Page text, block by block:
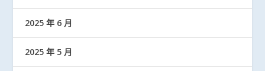
2025 年 6 月
2025 年 5 月